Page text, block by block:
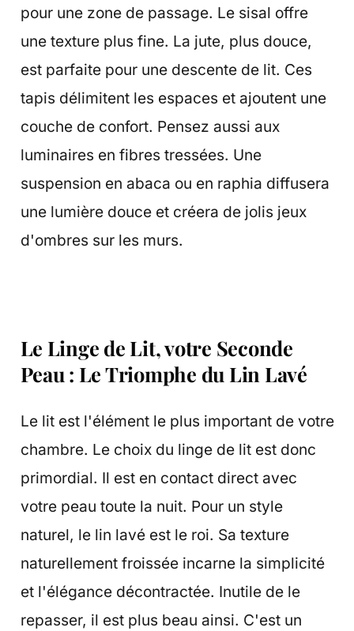
pour une zone de passage. Le sisal offre
une texture plus fine. La jute, plus douce,
est parfaite pour une descente de lit. Ces
tapis délimitent les espaces et ajoutent une
couche de confort. Pensez aussi aux
luminaires en fibres tressées. Une
suspension en abaca ou en raphia diffusera
une lumière douce et créera de jolis jeux
d'ombres sur les murs.
Le Linge de Lit, votre Seconde
Peau : Le Triomphe du Lin Lavé
Le lit est l'élément le plus important de votre
chambre. Le choix du linge de lit est donc
primordial. Il est en contact direct avec
votre peau toute la nuit. Pour un style
naturel, le lin lavé est le roi. Sa texture
naturellement froissée incarne la simplicité
et l'élégance décontractée. Inutile de le
repasser, il est plus beau ainsi. C'est un